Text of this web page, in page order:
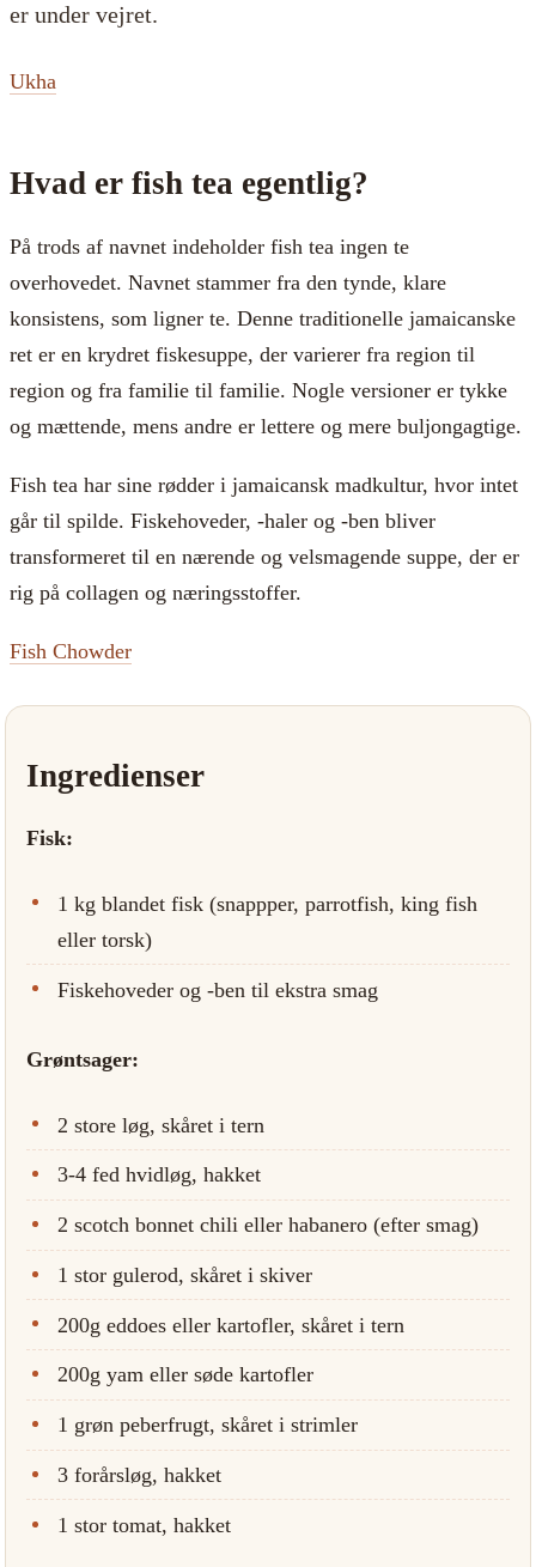
er under vejret.
Ukha
Hvad er fish tea egentlig?
På trods af navnet indeholder fish tea ingen te
overhovedet. Navnet stammer fra den tynde, klare
konsistens, som ligner te. Denne traditionelle jamaicanske
ret er en krydret fiskesuppe, der varierer fra region til
region og fra familie til familie. Nogle versioner er tykke
og mættende, mens andre er lettere og mere buljongagtige.
Fish tea har sine rødder i jamaicansk madkultur, hvor intet
går til spilde. Fiskehoveder, -haler og -ben bliver
transformeret til en nærende og velsmagende suppe, der er
rig på collagen og næringsstoffer.
Fish Chowder
Ingredienser
Fisk:
1 kg blandet fisk (snappper, parrotfish, king fish
eller torsk)
Fiskehoveder og -ben til ekstra smag
Grøntsager:
2 store løg, skåret i tern
3-4 fed hvidløg, hakket
2 scotch bonnet chili eller habanero (efter smag)
1 stor gulerod, skåret i skiver
200g eddoes eller kartofler, skåret i tern
200g yam eller søde kartofler
1 grøn peberfrugt, skåret i strimler
3 forårsløg, hakket
1 stor tomat, hakket